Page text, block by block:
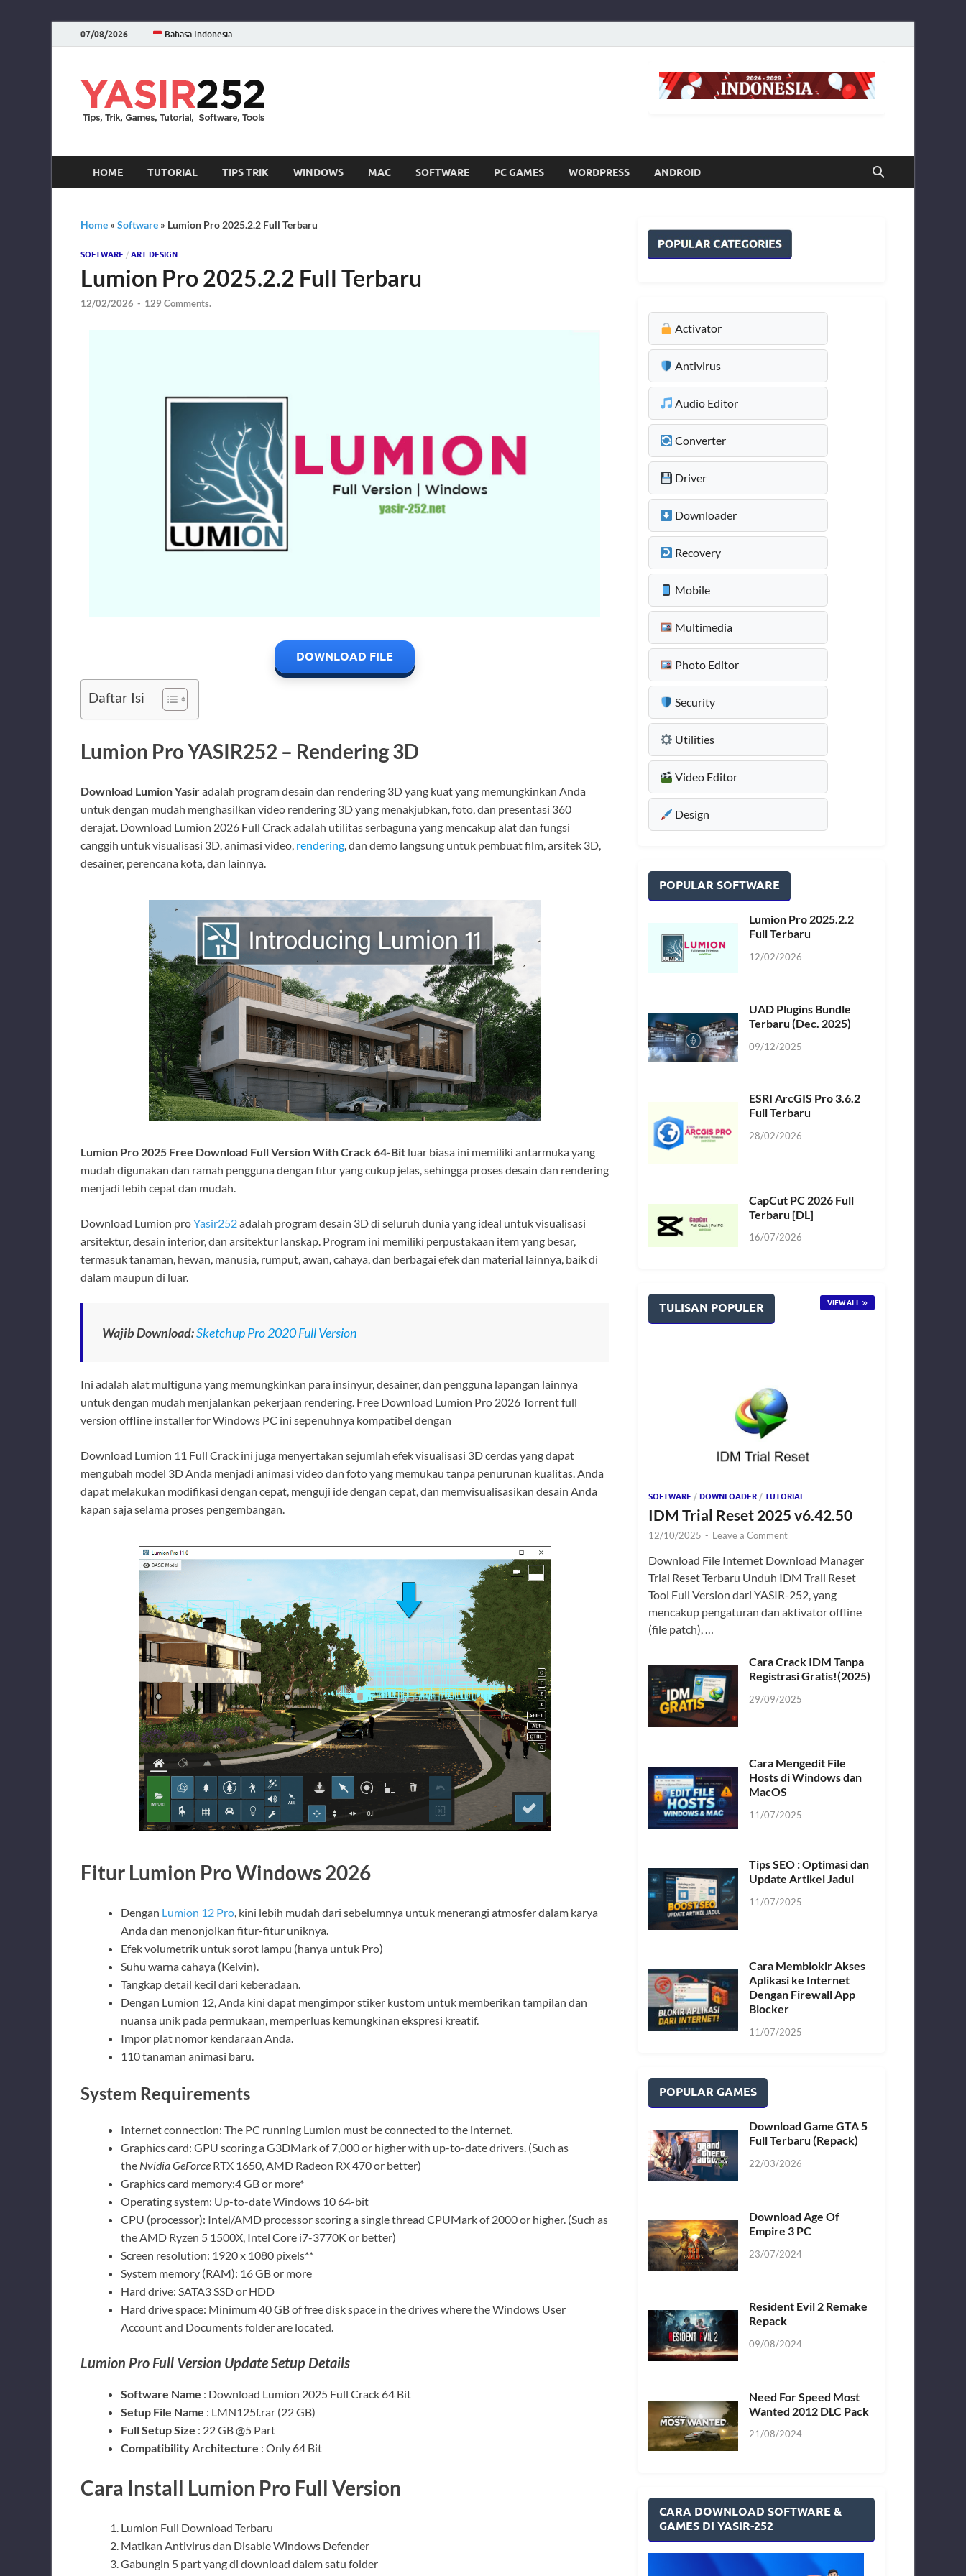
07/08/2026 Bahasa Indonesia
HOME TUTORIAL TIPS TRIK WINDOWS MAC SOFTWARE PC GAMES WORDPRESS ANDROID
Home » Software » Lumion Pro 2025.2.2 Full Terbaru
SOFTWARE / ART DESIGN
Lumion Pro 2025.2.2 Full Terbaru
12/02/2026 - 129 Comments.
DOWNLOAD FILE
Daftar Isi
Lumion Pro YASIR252 – Rendering 3D
Download Lumion Yasiradalah program desain dan rendering 3D yang kuat yang memungkinkan Anda
untuk dengan mudah menghasilkan video rendering 3D yang menakjubkan, foto, dan presentasi 360
derajat. Download Lumion 2026 Full Crack adalah utilitas serbaguna yang mencakup alat dan fungsi
canggih untuk visualisasi 3D, animasi video, rendering , dan demo langsung untuk pembuat film, arsitek 3D,
desainer, perencana kota, dan lainnya.
Lumion Pro 2025 Free Download Full Version With Crack 64-Bit luar biasa ini memiliki antarmuka yang
mudah digunakan dan ramah pengguna dengan fitur yang cukup jelas, sehingga proses desain dan rendering
menjadi lebih cepat dan mudah.
Download Lumion proYasir252adalah program desain 3D di seluruh dunia yang ideal untuk visualisasi
arsitektur, desain interior, dan arsitektur lanskap. Program ini memiliki perpustakaan item yang besar,
termasuk tanaman, hewan, manusia, rumput, awan, cahaya, dan berbagai efek dan material lainnya, baik di
dalam maupun di luar.
Wajib Download:Sketchup Pro 2020 Full Version
Ini adalah alat multiguna yang memungkinkan para insinyur, desainer, dan pengguna lapangan lainnya
untuk dengan mudah menjalankan pekerjaan rendering. Free Download Lumion Pro 2026 Torrent full
version offline installer for Windows PC ini sepenuhnya kompatibel dengan
Download Lumion 11 Full Crack ini juga menyertakan sejumlah efek visualisasi 3D cerdas yang dapat
mengubah model 3D Anda menjadi animasi video dan foto yang memukau tanpa penurunan kualitas. Anda
dapat melakukan modifikasi dengan cepat, menguji ide dengan cepat, dan memvisualisasikan desain Anda
kapan saja selama proses pengembangan.
Fitur Lumion Pro Windows 2026
Dengan Lumion 12 Pro, kini lebih mudah dari sebelumnya untuk menerangi atmosfer dalam karya
Anda dan menonjolkan fitur-fitur uniknya.
Efek volumetrik untuk sorot lampu (hanya untuk Pro)
Suhu warna cahaya (Kelvin).
Tangkap detail kecil dari keberadaan.
Dengan Lumion 12, Anda kini dapat mengimpor stiker kustom untuk memberikan tampilan dan
nuansa unik pada permukaan, memperluas kemungkinan ekspresi kreatif.
Impor plat nomor kendaraan Anda.
110 tanaman animasi baru.
System Requirements
Internet connection: The PC running Lumion must be connected to the internet.
Graphics card: GPU scoring a G3DMark of 7,000 or higher with up-to-date drivers. (Such as
the Nvidia GeForce RTX 1650, AMD Radeon RX 470 or better)
Graphics card memory:4 GB or more*
Operating system: Up-to-date Windows 10 64-bit
CPU (processor): Intel/AMD processor scoring a single thread CPUMark of 2000 or higher. (Such as
the AMD Ryzen 5 1500X, Intel Core i7-3770K or better)
Screen resolution: 1920 x 1080 pixels**
System memory (RAM): 16 GB or more
Hard drive: SATA3 SSD or HDD
Hard drive space: Minimum 40 GB of free disk space in the drives where the Windows User
Account and Documents folder are located.
Lumion Pro Full Version Update Setup Details
Software Name : Download Lumion 2025 Full Crack 64 Bit
Setup File Name : LMN125f.rar (22 GB)
Full Setup Size : 22 GB @5 Part
Compatibility Architecture : Only 64 Bit
Cara Install Lumion Pro Full Version
Lumion Full Download Terbaru
Matikan Antivirus dan Disable Windows Defender
Gabungin 5 part yang di download dalem satu folder
Activator
Antivirus
Audio Editor
Converter
Driver
Downloader
Recovery
Mobile
Multimedia
Photo Editor
Security
Utilities
Video Editor
Design
POPULAR SOFTWARE
Lumion Pro 2025.2.2
Full Terbaru
12/02/2026
UAD Plugins Bundle
Terbaru (Dec. 2025)
09/12/2025
ESRI ArcGIS Pro 3.6.2
Full Terbaru
28/02/2026
CapCut PC 2026 Full
Terbaru [DL]
16/07/2026
TULISAN POPULER VIEW ALL
SOFTWARE /DOWNLOADER /TUTORIAL
IDM Trial Reset 2025 v6.42.50
12/10/2025 - Leave a Comment
Download File Internet Download Manager
Trial Reset Terbaru Unduh IDM Trail Reset
Tool Full Version dari YASIR-252, yang
mencakup pengaturan dan aktivator offline
(file patch), …
Cara Crack IDM Tanpa
Registrasi Gratis!(2025)
29/09/2025
Cara Mengedit File
Hosts di Windows dan
MacOS
11/07/2025
Tips SEO : Optimasi dan
Update Artikel Jadul
11/07/2025
Cara Memblokir Akses
Aplikasi ke Internet
Dengan Firewall App
Blocker
11/07/2025
POPULAR GAMES
Download Game GTA 5
Full Terbaru (Repack)
22/03/2026
Download Age Of
Empire 3 PC
23/07/2024
Resident Evil 2 Remake
Repack
09/08/2024
Need For Speed Most
Wanted 2012 DLC Pack
21/08/2024
CARA DOWNLOAD SOFTWARE &
GAMES DI YASIR-252